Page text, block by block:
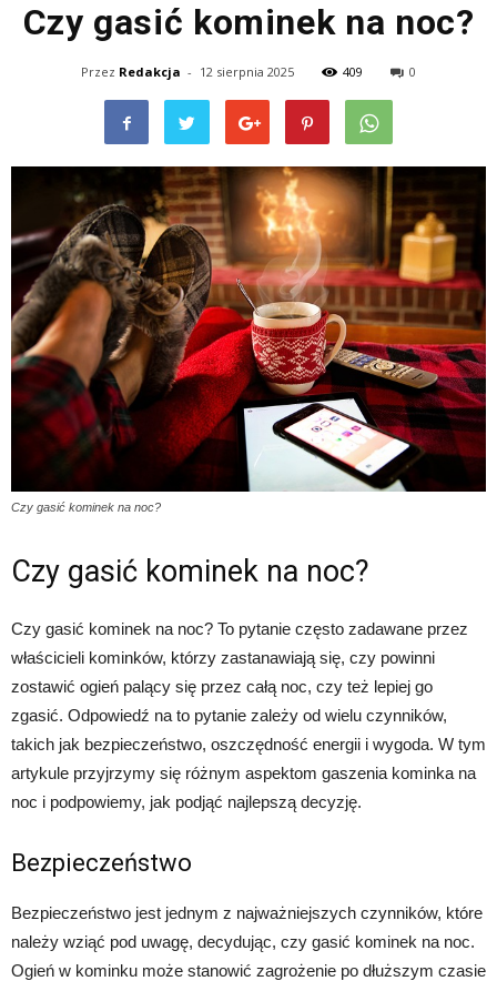
Czy gasić kominek na noc?
Przez Redakcja - 12 sierpnia 2025 409 0
Czy gasić kominek na noc?
Czy gasić kominek na noc?
Czy gasić kominek na noc? To pytanie często zadawane przez
właścicieli kominków, którzy zastanawiają się, czy powinni
zostawić ogień palący się przez całą noc, czy też lepiej go
zgasić. Odpowiedź na to pytanie zależy od wielu czynników,
takich jak bezpieczeństwo, oszczędność energii i wygoda. W tym
artykule przyjrzymy się różnym aspektom gaszenia kominka na
noc i podpowiemy, jak podjąć najlepszą decyzję.
Bezpieczeństwo
Bezpieczeństwo jest jednym z najważniejszych czynników, które
należy wziąć pod uwagę, decydując, czy gasić kominek na noc.
Ogień w kominku może stanowić zagrożenie po dłuższym czasie